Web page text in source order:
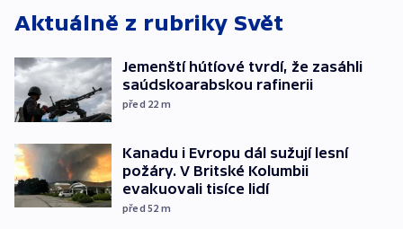
Aktuálně z rubriky Svět
Jemenští hútíové tvrdí, že zasáhli
saúdskoarabskou rafinerii
před 22 m
Kanadu i Evropu dál sužují lesní
požáry. V Britské Kolumbii
evakuovali tisíce lidí
před 52 m